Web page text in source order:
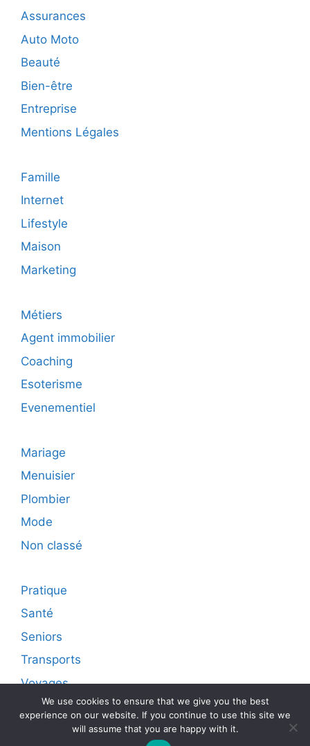
Assurances
Auto Moto
Beauté
Bien-être
Entreprise
Mentions Légales
Famille
Internet
Lifestyle
Maison
Marketing
Métiers
Agent immobilier
Coaching
Esoterisme
Evenementiel
Mariage
Menuisier
Plombier
Mode
Non classé
Pratique
Santé
Seniors
Transports
Voyages
© 2026 Diffusion live sur internet d'articles
We use cookies to ensure that we give you the best
experience on our website. If you continue to use this site we
will assume that you are happy with it.